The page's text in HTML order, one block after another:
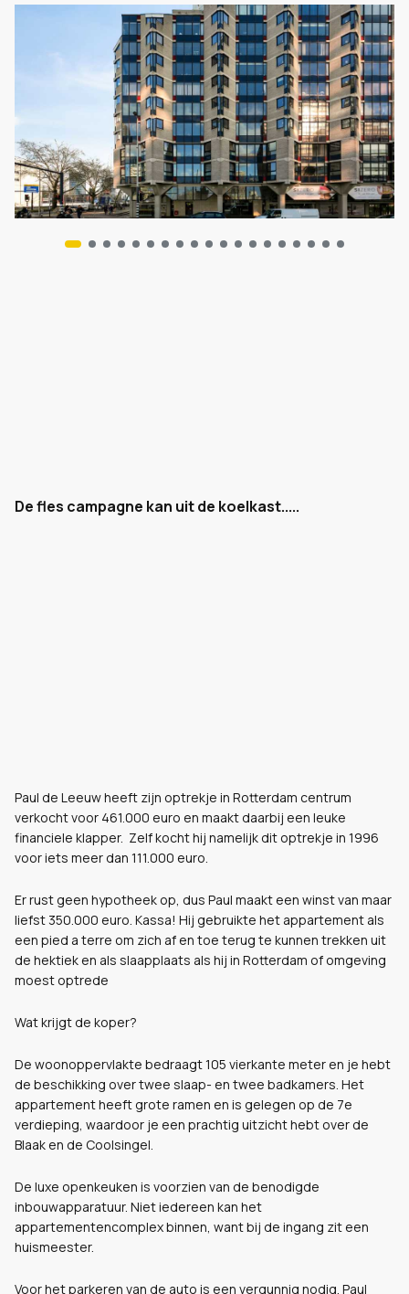
De fles campagne kan uit de koelkast.....
Paul de Leeuw heeft zijn optrekje in Rotterdam centrum
verkocht voor 461.000 euro en maakt daarbij een leuke
financiele klapper. Zelf kocht hij namelijk dit optrekje in 1996
voor iets meer dan 111.000 euro.
Er rust geen hypotheek op, dus Paul maakt een winst van maar
liefst 350.000 euro. Kassa! Hij gebruikte het appartement als
een pied a terre om zich af en toe terug te kunnen trekken uit
de hektiek en als slaapplaats als hij in Rotterdam of omgeving
moest optrede
Wat krijgt de koper?
De woonoppervlakte bedraagt 105 vierkante meter en je hebt
de beschikking over twee slaap- en twee badkamers. Het
appartement heeft grote ramen en is gelegen op de 7e
verdieping, waardoor je een prachtig uitzicht hebt over de
Blaak en de Coolsingel.
De luxe openkeuken is voorzien van de benodigde
inbouwapparatuur. Niet iedereen kan het
appartementencomplex binnen, want bij de ingang zit een
huismeester.
Voor het parkeren van de auto is een vergunnig nodig. Paul